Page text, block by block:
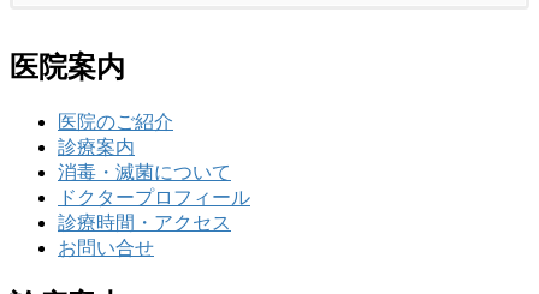
医院案内
医院のご紹介
診療案内
消毒・滅菌について
ドクタープロフィール
診療時間・アクセス
お問い合せ